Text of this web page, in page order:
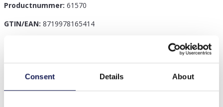
Consent Details About
Productnummer: 61570
GTIN/EAN: 8719978165414
Beschrijving
K-D5.1 PK826-006 Display 3 Lagen 30x16x26cm Zwart